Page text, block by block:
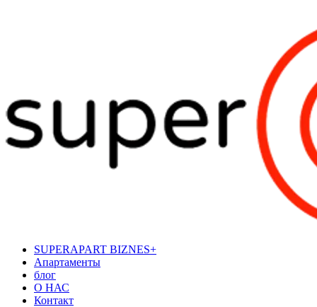
SUPERAPART BIZNES+
Апартаменты
блог
О НАС
Контакт